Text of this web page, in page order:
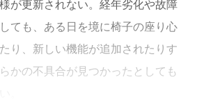
が更新されない。経年劣化や故障
ても、ある日を境に椅子の座り心
り、新しい機能が追加されたりす
かの不具合が見つかったとしても